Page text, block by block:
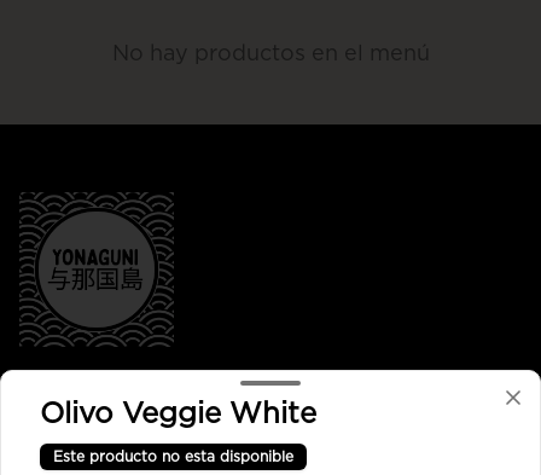
No hay productos en el menú
Despacho
Olivo Veggie White
Este producto no esta disponible